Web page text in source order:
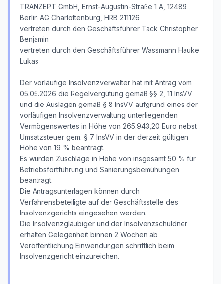
TRANZEPT GmbH, Ernst-Augustin-Straße 1 A, 12489
Berlin AG Charlottenburg, HRB 211126
vertreten durch den Geschäftsführer Tack Christopher
Benjamin
vertreten durch den Geschäftsführer Wassmann Hauke
Lukas
Der vorläufige Insolvenzverwalter hat mit Antrag vom
05.05.2026 die Regelvergütung gemäß §§ 2, 11 InsVV
und die Auslagen gemäß § 8 InsVV aufgrund eines der
vorläufigen Insolvenzverwaltung unterliegenden
Vermögenswertes in Höhe von 265.943,20 Euro nebst
Umsatzsteuer gem. § 7 InsVV in der derzeit gültigen
Höhe von 19 % beantragt.
Es wurden Zuschläge in Höhe von insgesamt 50 % für
Betriebsfortführung und Sanierungsbemühungen
beantragt.
Die Antragsunterlagen können durch
Verfahrensbeteiligte auf der Geschäftsstelle des
Insolvenzgerichts eingesehen werden.
Die Insolvenzgläubiger und der Insolvenzschuldner
erhalten Gelegenheit binnen 2 Wochen ab
Veröffentlichung Einwendungen schriftlich beim
Insolvenzgericht einzureichen.